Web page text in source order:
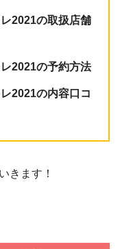
2021の取扱店舗
2021の予約方法
2021の内容口コ
きます！